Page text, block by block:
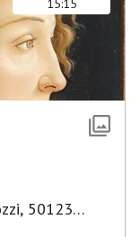
15:15
50123